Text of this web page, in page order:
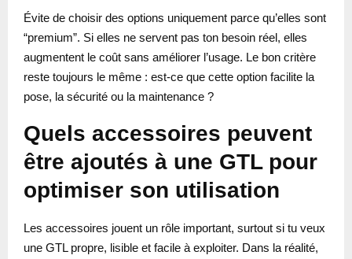
Évite de choisir des options uniquement parce qu’elles sont
“premium”. Si elles ne servent pas ton besoin réel, elles
augmentent le coût sans améliorer l’usage. Le bon critère
reste toujours le même : est-ce que cette option facilite la
pose, la sécurité ou la maintenance ?
Quels accessoires peuvent
être ajoutés à une GTL pour
optimiser son utilisation
Les accessoires jouent un rôle important, surtout si tu veux
une GTL propre, lisible et facile à exploiter. Dans la réalité,